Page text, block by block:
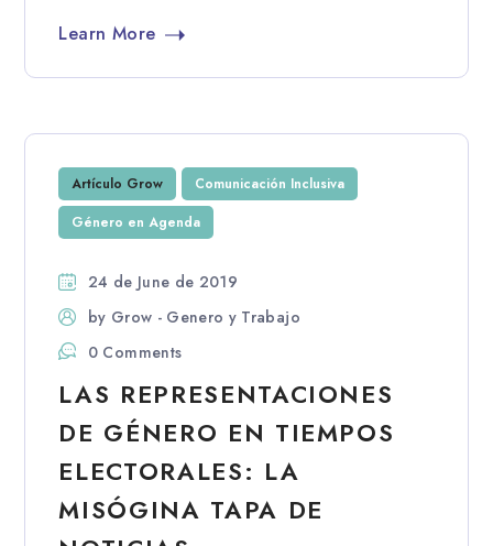
Learn More
Artículo Grow
Comunicación Inclusiva
Género en Agenda
24 de June de 2019
by Grow - Genero y Trabajo
0 Comments
LAS REPRESENTACIONES
DE GÉNERO EN TIEMPOS
ELECTORALES: LA
MISÓGINA TAPA DE